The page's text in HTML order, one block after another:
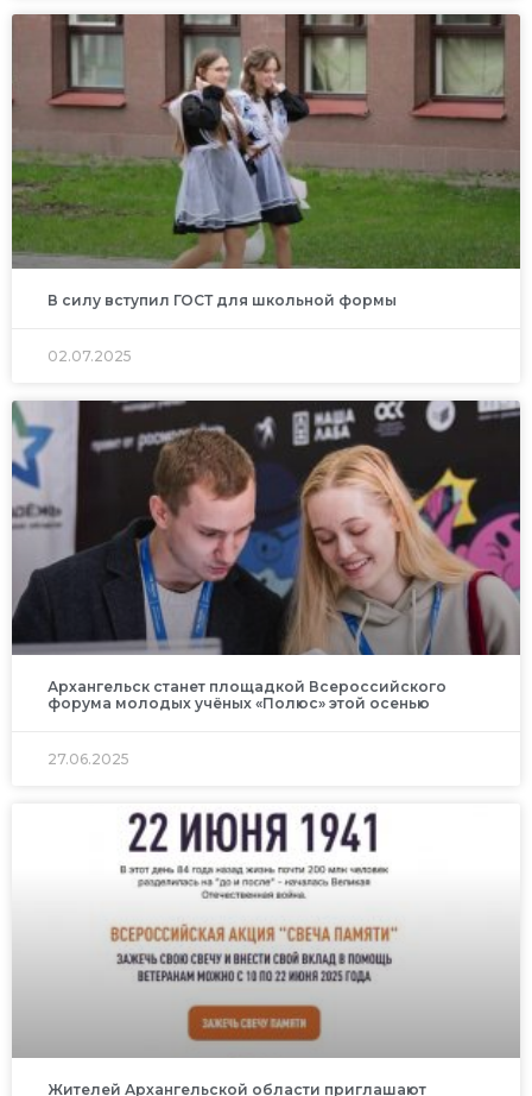
В силу вступил ГОСТ для школьной формы
02.07.2025
Архангельск станет площадкой Всероссийского
форума молодых учёных «Полюс» этой осенью
27.06.2025
Жителей Архангельской области приглашают